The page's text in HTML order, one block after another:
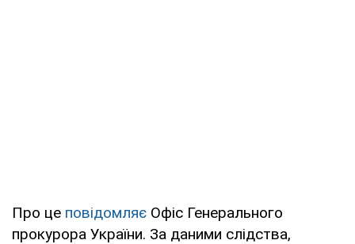
Про це повідомляє Офіс Генерального
прокурора України. За даними слідства,